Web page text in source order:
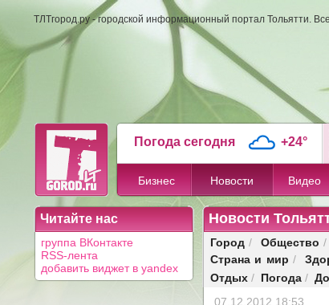
ТЛТгород.ру - городской информационный портал Тольятти.
Погода сегодня +24°
Бизнес Новости Видео
Читайте нас
группа ВКонтакте
RSS-лента
добавить виджет в yandex
Новости
Город / Общество /
Страна и мир /
Отдых / Погода /
07.12.2012 18:53